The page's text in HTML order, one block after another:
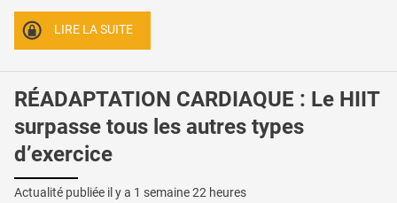
LIRE LA SUITE
RÉADAPTATION CARDIAQUE : Le HIIT
surpasse tous les autres types
d’exercice
Actualité publiée il y a 1 semaine 22 heures